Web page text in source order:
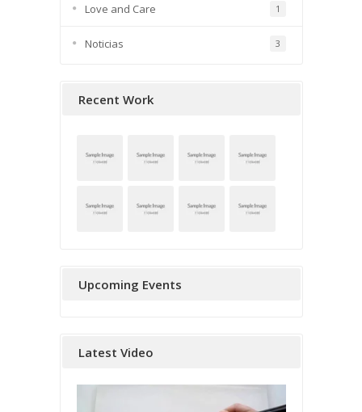
Love and Care 1
Noticias 3
Recent Work
Upcoming Events
Latest Video